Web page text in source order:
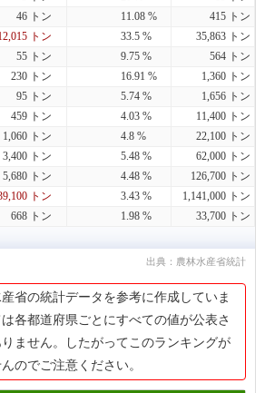
46 トン 11.08 %
415 トン
トン 33.5 %
35,863 トン
55 トン 9.75 %
564 トン
230 トン 16.91 %
1,360 トン
95 トン 5.74 %
1,656 トン
459 トン 4.03 %
11,400 トン
1,060 トン 4.8 %
22,100 トン
3,400 トン 5.48 %
62,000 トン
5,680 トン 4.48 %
126,700 トン
トン 3.43 %
1,141,000 トン
668 トン 1.98 % 33,700 トン
出典：農林水産省統計
省の統計データを参考に作成していま
各都道府県ごとにすべての値が公表さ
ません。したがってこのランキングが
のでご注意ください。